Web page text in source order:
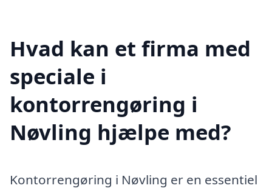
Hvad kan et firma med
speciale i
kontorrengøring i
Nøvling hjælpe med?
Kontorrengøring i Nøvling er en essentiel